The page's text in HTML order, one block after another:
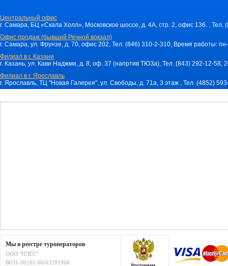
Центральный офис
г. Самара, БЦ «Скала Холл», Московское шоссе, д. 4А, стр. 2, офис 136. ,
Офис продаж (бывший Речной вокзал)
г. Самара, ул. Фрунзе, д. 70, офис 202, Тел. (846) 310-2-310, Время работы:
Филиал в г. Казани
г. Казань, ул. Кави Наджми, д. 8, оф. 37 (напртив ТЮЗа), Тел. (843) 292-12-
Филиал в г. Ярославль
г. Ярославль, ТЦ "Новая Галерея", ул. Свободы, д. 71a, 3 этаж , Тел. (4852)
Мы в реестре туроператоров
ООО "ПЛЁС"
В031-00161-00/03281968